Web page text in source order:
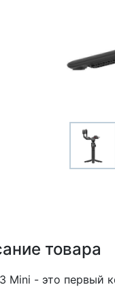
товара
Mini - это первый